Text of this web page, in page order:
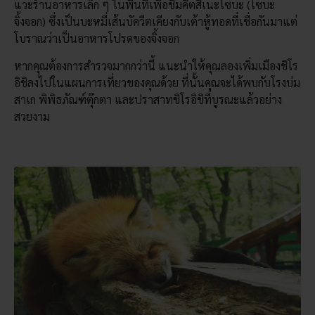
แวะร้านอาหารเล็ก ๆ ในพื้นที่เพื่อชิมคิตสึเนะโซบะ (โซบะ
จิ้งจอก) ซึ่งเป็นบะหมี่เส้นบัควีตเคียงกับเต้าหู้ทอดที่เชื่อกันมาแต่
โบราณว่าเป็นอาหารโปรดของจิ้งจอก
หากคุณต้องการสำรวจมากกว่านี้ แนะนำให้คุณลองเพิ่มเมืองชิโร
อิชิลงไปในแผนการเที่ยวของคุณด้วย ที่นั้นคุณจะได้พบกับโรงบ่ม
สาเก พิพิธภัณฑ์ตุ๊กตา และปราสาทชิโรอิชิที่บูรณะแล้วอย่าง
สวยงาม